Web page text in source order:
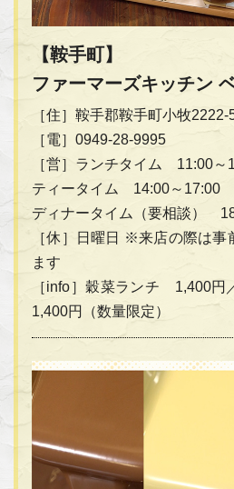
【鞍手町】
ファーマーズキッチン
［住］鞍手郡鞍手町小牧2222-
［電］0949-28-9995
［営］ランチタイム 11:00～
ティータイム 14:00～17:00
ディナータイム（要相談）
［休］日曜日 ※来店の際は事
ます
［info］穀菜ランチ 1,400
1,400円（数量限定）